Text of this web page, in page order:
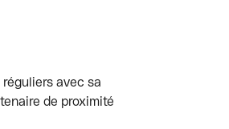
avec sa
de proximité